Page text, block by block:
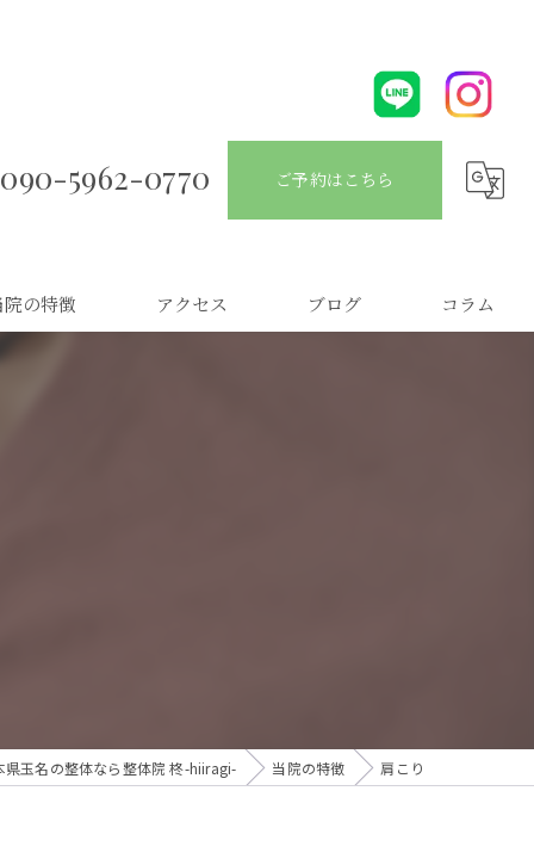
090-5962-0770 ご予約はこちら
院の特徴 アクセス ブログ コラム
県玉名の整体なら整体院 柊-hiiragi- 当院の特徴 肩こり